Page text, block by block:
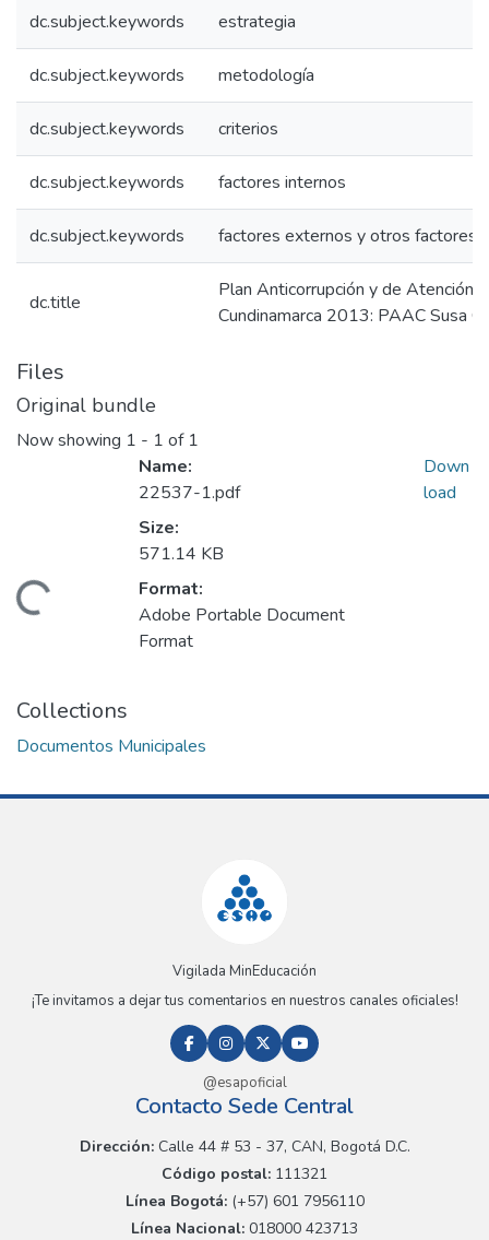
dc.subject.keywords estrategia
dc.subject.keywords metodología
dc.subject.keywords criterios
dc.subject.keywords factores internos
dc.subject.keywords factores externos y otros factores
dc.title
Plan Anticorrupción y de Atención
Cundinamarca 2013: PAAC Susa
Files
Original bundle
Now showing 1 - 1 of 1
Name:
22537-1.pdf
Size:
571.14 KB
Format:
Adobe Portable Document
Format
Down
load
Collections
Documentos Municipales
Vigilada MinEducación
¡Te invitamos a dejar tus comentarios en nuestros canales oficiales!
@esapoficial
Contacto Sede Central
Dirección:Calle 44 # 53 - 37, CAN, Bogotá D.C.
Código postal: 111321
Línea Bogotá:(+57) 601 7956110
Línea Nacional: 018000 423713